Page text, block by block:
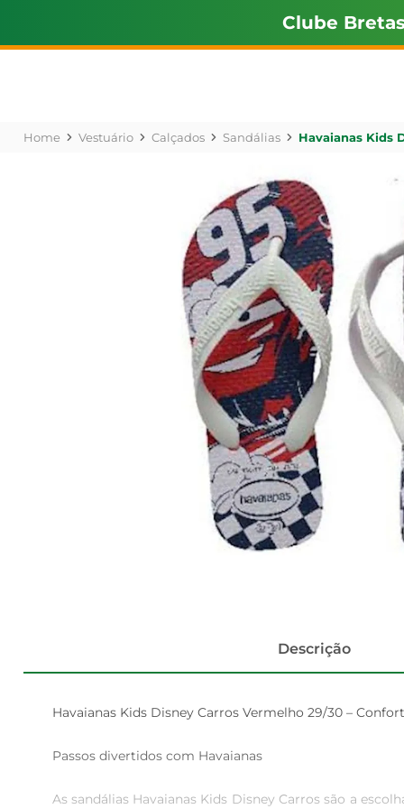
Clube Bretas
Vestuário Calçados Sandálias Havaianas Kids
Descrição
Havaianas Kids Disney Carros Vermelho 29/30 –
Passos divertidos com Havaianas
As sandálias Havaianas Kids Disney Carros são a